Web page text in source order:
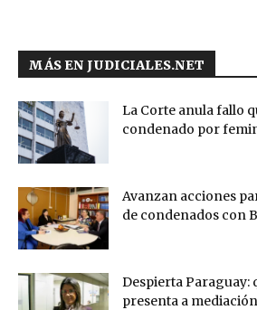
MÁS EN JUDICIALES.NET
La Corte anula fallo
condenado por
Avanzan acciones
de condenados con
Despierta Paraguay:
presenta a mediación